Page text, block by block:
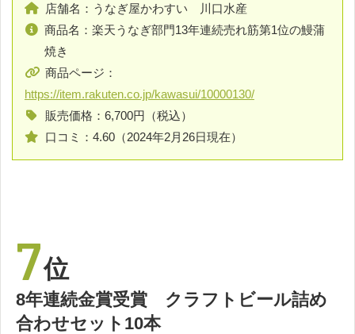
店舗名：うなぎ屋かわすい 川口水産
商品名：楽天うなぎ部門13年連続売れ筋第1位の鰻蒲
焼き
商品ページ：
https://item.rakuten.co.jp/kawasui/10000130/
販売価格：6,700円（税込）
口コミ：4.60（2024年2月26日現在）
7位
8年連続金賞受賞 クラフトビール詰め
合わせセット10本